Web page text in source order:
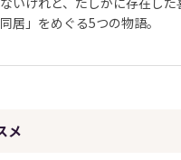
居」をめぐる5つの物語。
メ